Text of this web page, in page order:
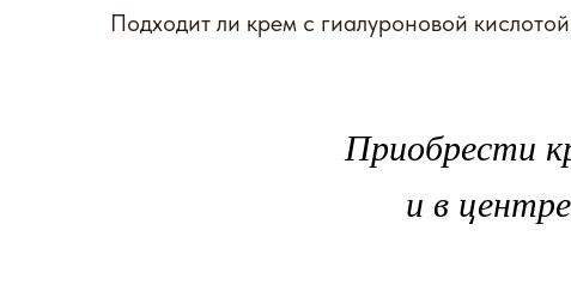
Подходит ли крем с гиалуроновой
Приобрести
и в